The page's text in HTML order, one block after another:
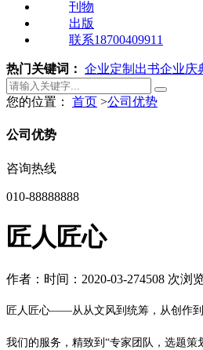
刊物
出版
联系18700409911
热门关键词： 企业定制出书企业庆
您的位置： 首页 >公司优势
公司优势
咨询热线
010-88888888
匠人匠心
作者： 时间：2020-03-274508 次浏
匠人匠心——从从文风到统筹，从创作到
我们的服务，精致到 “专家团队，选题策